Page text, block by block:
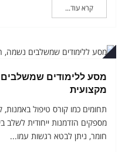
קרא עוד...
מסע ללימודים
מקצועית
תחומים כמו קורס טיפול באמנות,
מספקים הזדמנות ייחודית
חומר, ניתן לבטא רגשות עמו...